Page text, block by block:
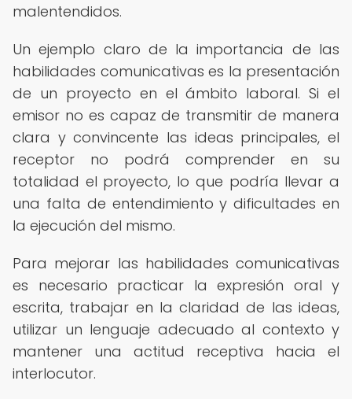
malentendidos.
Un ejemplo claro de la importancia de las
habilidades comunicativas es la presentación
de un proyecto en el ámbito laboral. Si el
emisor no es capaz de transmitir de manera
clara y convincente las ideas principales, el
receptor no podrá comprender en su
totalidad el proyecto, lo que podría llevar a
una falta de entendimiento y dificultades en
la ejecución del mismo.
Para mejorar las habilidades comunicativas
es necesario practicar la expresión oral y
escrita, trabajar en la claridad de las ideas,
utilizar un lenguaje adecuado al contexto y
mantener una actitud receptiva hacia el
interlocutor.